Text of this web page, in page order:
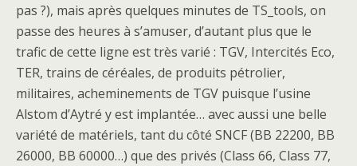
pas ?), mais après quelques minutes de TS_tools, on
passe des heures à s’amuser, d’autant plus que le
trafic de cette ligne est très varié : TGV, Intercités Eco,
TER, trains de céréales, de produits pétrolier,
militaires, acheminements de TGV puisque l’usine
Alstom d’Aytré y est implantée… avec aussi une belle
variété de matériels, tant du côté SNCF (BB 22200, BB
26000, BB 60000…) que des privés (Class 66, Class 77,